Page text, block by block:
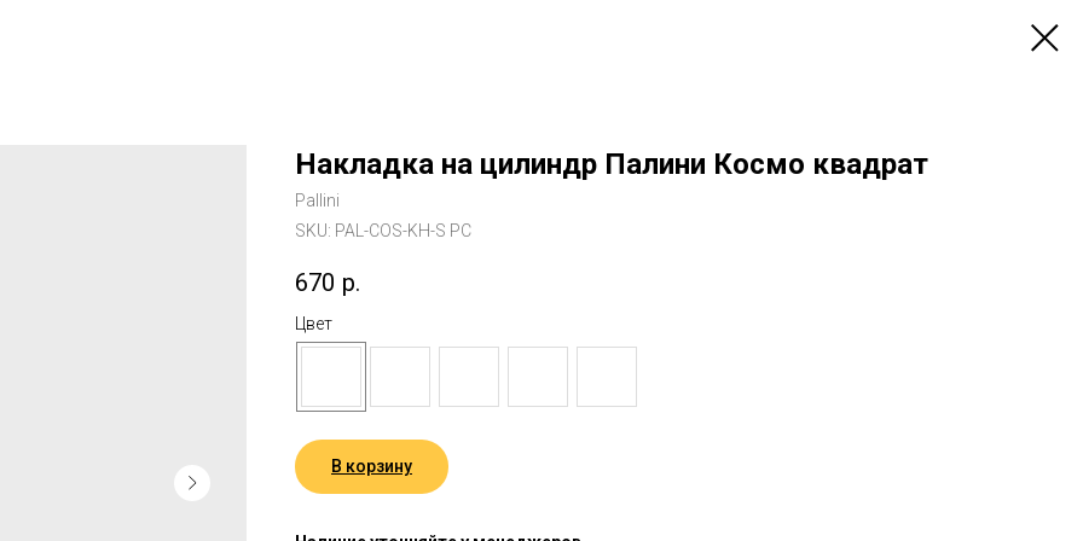
Накладка на цилиндр Палини Космо квадрат
Pallini
SKU: PAL-COS-KH-S PC
670 р.
Цвет
В корзину